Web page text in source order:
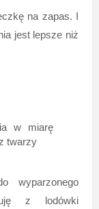
na zapas. I
jest lepsze niż
w miarę
twarzy
wyparzonego
z lodówki